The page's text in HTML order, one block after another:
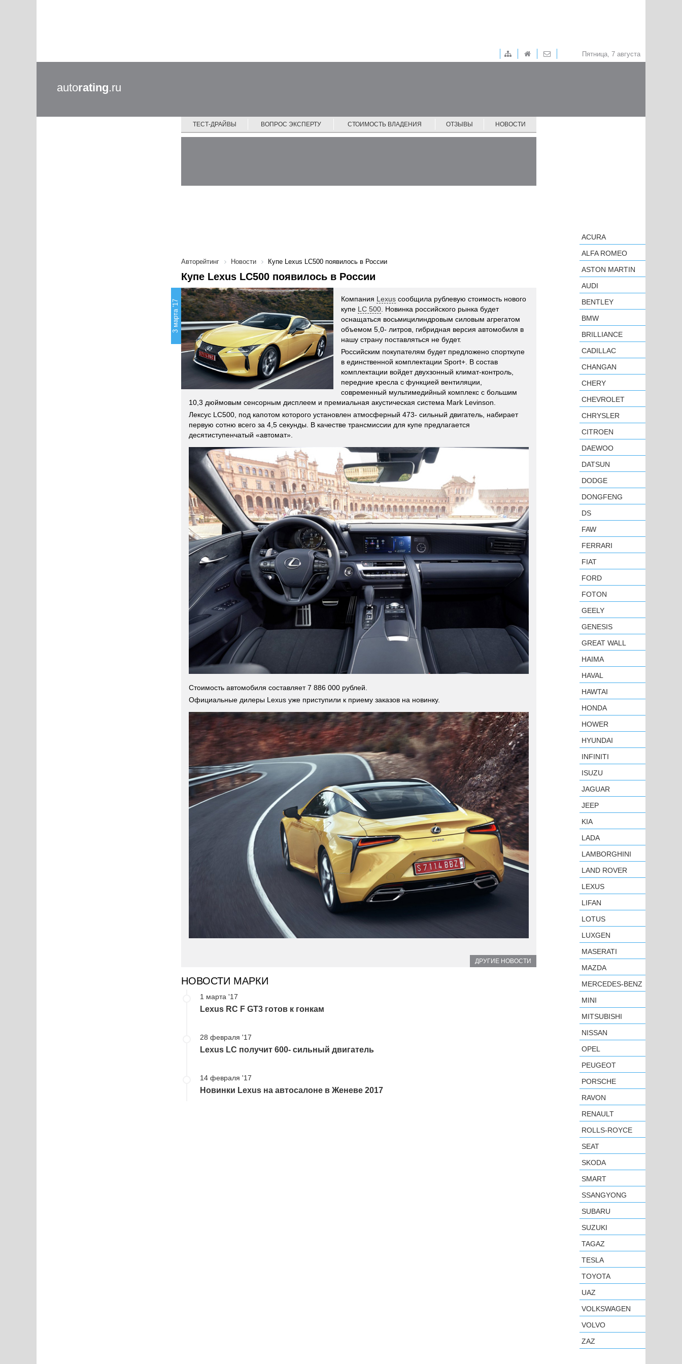
Пятница, 7 августа
autorating.ru
ТЕСТ-ДРАЙВЫ ВОПРОС ЭКСПЕРТУ СТОИМОСТЬ ВЛАДЕНИЯ ОТЗЫВЫ НОВОСТИ
Авторейтинг Новости Купе Lexus LC500 появилось в России
Купе Lexus LC500 появилось в России
3 марта '17 Компания Lexus сообщила рублевую стоимость нового
купе LC 500 . Новинка российского рынка будет
оснащаться восьмицилиндровым силовым агрегатом
объемом 5,0- литров, гибридная версия автомобиля в
нашу страну поставляться не будет.
Российским покупателям будет предложено спорткупе
в единственной комплектации Sport+. В состав
комплектации войдет двухзонный климат-контроль,
передние кресла с функцией вентиляции,
современный мультимедийный комплекс с большим
10,3 дюймовым сенсорным дисплеем и премиальная акустическая система Mark Levinson.
Лексус LC500, под капотом которого установлен атмосферный 473- сильный двигатель, набирает
первую сотню всего за 4,5 секунды. В качестве трансмиссии для купе предлагается
десятиступенчатый «автомат».
Стоимость автомобиля составляет 7 886 000 рублей.
Официальные дилеры Lexus уже приступили к приему заказов на новинку.
ДРУГИЕ НОВОСТИ
НОВОСТИ МАРКИ
1 марта '17
Lexus RC F GT3 готов к гонкам
28 февраля '17
Lexus LC получит 600- сильный двигатель
14 февраля '17
Новинки Lexus на автосалоне в Женеве 2017
ACURA
ALFA ROMEO
ASTON MARTIN
AUDI
BENTLEY
BMW
BRILLIANCE
CADILLAC
CHANGAN
CHERY
CHEVROLET
CHRYSLER
CITROEN
DAEWOO
DATSUN
DODGE
DONGFENG
DS
FAW
FERRARI
FIAT
FORD
FOTON
GEELY
GENESIS
GREAT WALL
HAIMA
HAVAL
HAWTAI
HONDA
HOWER
HYUNDAI
INFINITI
ISUZU
JAGUAR
JEEP
KIA
LADA
LAMBORGHINI
LAND ROVER
LEXUS
LIFAN
LOTUS
LUXGEN
MASERATI
MAZDA
MERCEDES-BENZ
MINI
MITSUBISHI
NISSAN
OPEL
PEUGEOT
PORSCHE
RAVON
RENAULT
ROLLS-ROYCE
SEAT
SKODA
SMART
SSANGYONG
SUBARU
SUZUKI
TAGAZ
TESLA
TOYOTA
UAZ
VOLKSWAGEN
VOLVO
ZAZ